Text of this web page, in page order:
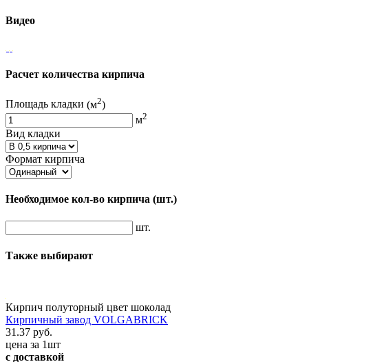
Видео
Расчет количества кирпича
Площадь кладки (м2)
м2
Вид кладки
Формат кирпича
Необходимое кол-во кирпича (шт.)
шт.
Также выбирают
Кирпич полуторный цвет шоколад
Кирпичный завод VOLGABRICK
31.37 руб.
цена за 1шт
с доставкой